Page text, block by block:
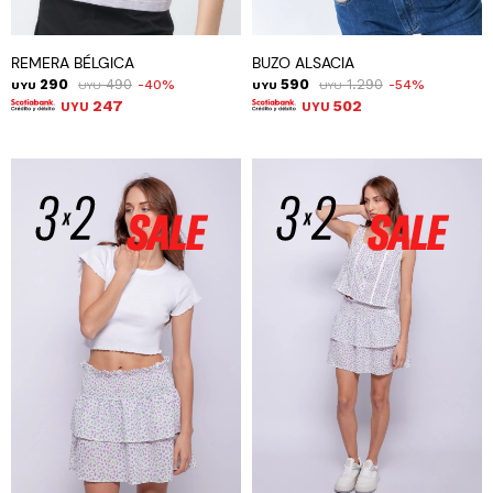
REMERA BÉLGICA
UYU 290 UYU 490 40
UYU 247
BUZO ALSACIA
UYU 590 UYU 1.290 54
UYU 502